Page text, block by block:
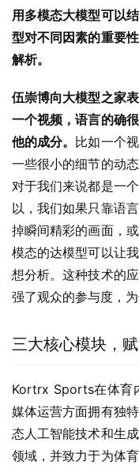
用多模态大模型可以
型对不同因素的重要
解析。
伍崇博向大模型之家
一个视频，语言的确
他的成分。 比如一个
一些很小的细节的动
对于我们来说都是一
以，我们如果只靠语
掉瞬间精彩的画面，
模态的达模型可以让
想分析。这种技术的
强了观众的参与度，
三大核心模块，
Kortrx Sports在体育
媒体运营方面拥有独
态人工智能技术和生
领域，并致力于为体